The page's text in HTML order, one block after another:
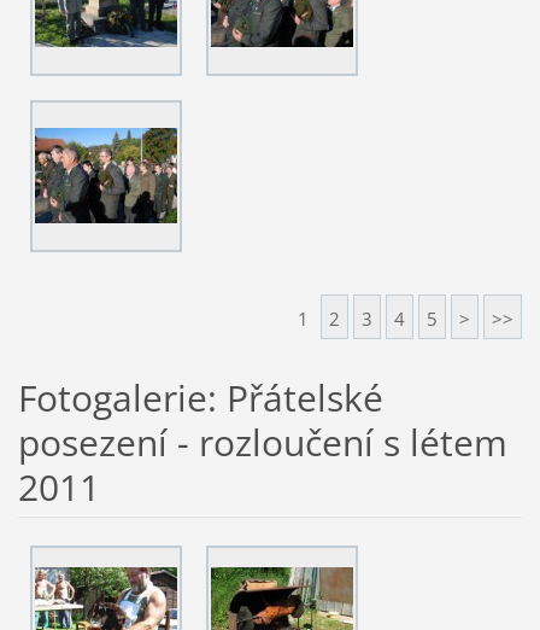
1 2 3 4 5 > >>
Fotogalerie: Přátelské
posezení - rozloučení s létem
2011